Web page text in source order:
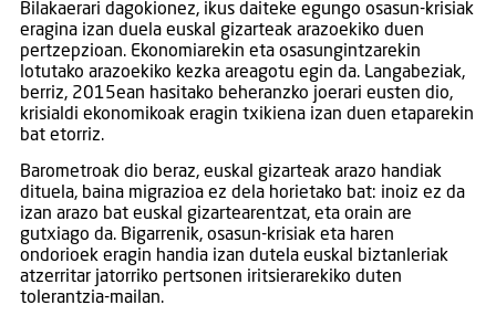
Bilakaerari dagokionez, ikus daiteke egungo osasun-krisiak
eragina izan duela euskal gizarteak arazoekiko duen
pertzepzioan. Ekonomiarekin eta osasungintzarekin
lotutako arazoekiko kezka areagotu egin da. Langabeziak,
berriz, 2015ean hasitako beheranzko joerari eusten dio,
krisialdi ekonomikoak eragin txikiena izan duen etaparekin
bat etorriz.
Barometroak dio beraz, euskal gizarteak arazo handiak
dituela, baina migrazioa ez dela horietako bat: inoiz ez da
izan arazo bat euskal gizartearentzat, eta orain are
gutxiago da. Bigarrenik, osasun-krisiak eta haren
ondorioek eragin handia izan dutela euskal biztanleriak
atzerritar jatorriko pertsonen iritsierarekiko duten
tolerantzia-mailan.